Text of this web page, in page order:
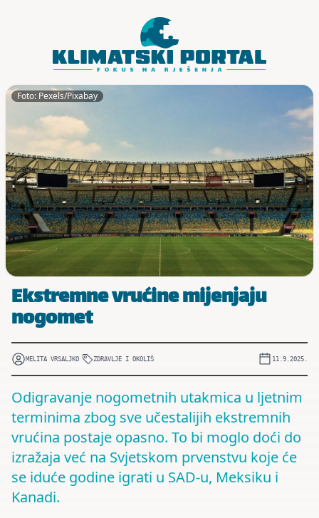
Foto: Pexels/Pixabay
Ekstremne vrućine mijenjaju
nogomet
MELITA VRSALJKO ZDRAVLJE I OKOLIŠ 11.9.2025.
Odigravanje nogometnih utakmica u ljetnim
terminima zbog sve učestalijih ekstremnih
vrućina postaje opasno. To bi moglo doći do
izražaja već na Svjetskom prvenstvu koje će
se iduće godine igrati u SAD-u, Meksiku i
Kanadi.